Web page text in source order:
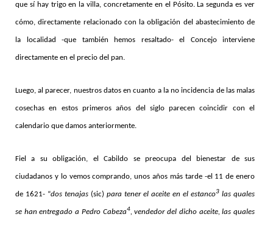
que sí hay trigo en la villa, concretamente en el Pósito. La segunda es ver
cómo, directamente relacionado con la obligación del abastecimiento de
la localidad -que también hemos resaltado- el Concejo interviene
directamente en el precio del pan.
Luego, al parecer, nuestros datos en cuanto a la no incidencia de las malas
cosechas en estos primeros años del siglo parecen coincidir con el
calendario que damos anteriormente.
Fiel a su obligación, el Cabildo se preocupa del bienestar de sus
ciudadanos y lo vemos comprando, unos años más tarde -el 11 de enero
de 1621- “dos tenajas (sic) para tener el aceite en el estanco3 las quales
se han entregado a Pedro Cabeza4, vendedor del dicho aceite, las quales